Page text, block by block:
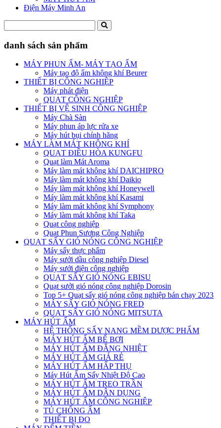
Điện Máy Minh An
danh sách sản phẩm
MÁY PHUN ẨM- MÁY TẠO ẨM
Máy tạo độ ẩm không khí Beurer
THIẾT BỊ CÔNG NGHIỆP
Máy phát điện
QUẠT CÔNG NGHIỆP
THIẾT BỊ VỆ SINH CÔNG NGHIỆP
Máy Chà Sàn
Máy phun áp lực rửa xe
Máy hút bụi chính hãng
MÁY LÀM MÁT KHÔNG KHÍ
QUẠT ĐIỀU HÒA KUNGFU
Quạt làm Mát Aroma
Máy làm mát không khí DAICHIPRO
Máy làm mát không khí Daikio
Máy làm mát không khí Honeywell
Máy làm mát không khí Kasami
Máy làm mát không khí Symphony
Máy làm mát không khí Taka
Quạt công nghiệp
Quạt Phun Sương Công Nghiệp
QUẠT SẤY GIÓ NÓNG CÔNG NGHIỆP
Máy sấy thực phẩm
Máy sưởi dầu công nghiệp Diesel
Máy sưởi điện công nghiệp
QUẠT SẤY GIÓ NÓNG EBISU
Quạt sưởi gió nóng công nghiệp Dorosin
Top 5+ Quạt sấy gió nóng công nghiệp bán chạy 2023
MÁY SẤY GIÓ NÓNG FRED
QUẠT SẤY GIÓ NÓNG MITSUTA
MÁY HÚT ẨM
HỆ THỐNG SẤY NANG MỀM DƯỢC PHẨM
MÁY HÚT ẨM BỂ BƠI
MÁY HÚT ẨM ĐẲNG NHIỆT
MÁY HÚT ẨM GIÁ RẺ
MÁY HÚT ẨM HẤP THỤ
Máy Hút Ẩm Sấy Nhiệt Độ Cao
MÁY HÚT ẨM TREO TRẦN
MÁY HÚT ẨM DÂN DỤNG
MÁY HÚT ẨM CÔNG NGHIỆP
TỦ CHỐNG ẨM
THIẾT BỊ ĐO